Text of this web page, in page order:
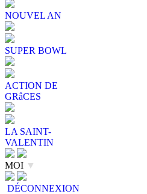
NOUVEL AN
SUPER BOWL
ACTION DE
GRâCES
LA SAINT-
VALENTIN
MOI ▼
DÉCONNEXION